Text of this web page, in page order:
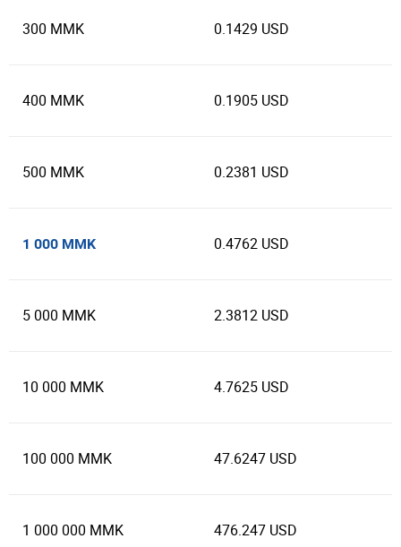
300 MMK 0.1429 USD
400 MMK 0.1905 USD
500 MMK 0.2381 USD
1 000 MMK 0.4762 USD
5 000 MMK 2.3812 USD
10 000 MMK 4.7625 USD
100 000 MMK 47.6247 USD
1 000 000 MMK 476.247 USD